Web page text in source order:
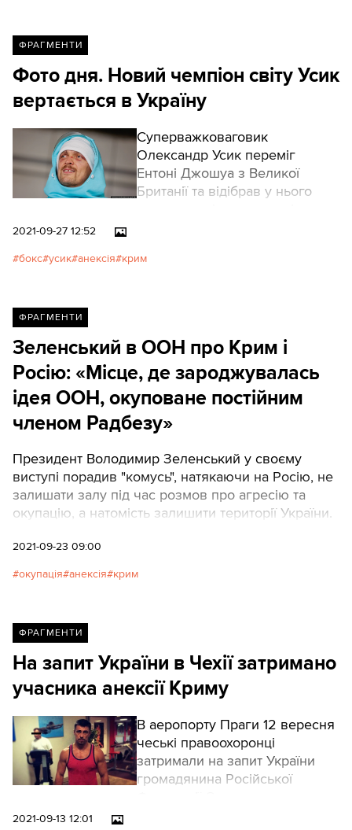
ФРАГМЕНТИ
Фото дня. Новий чемпіон світу Усик
вертається в Україну
Суперважковаговик
Олександр Усик переміг
Ентоні Джошуа з Великої
Британії та відібрав у нього
суперважкій вазі й вперше
2021-09-27 12:52
бокс усик анексія крим
ФРАГМЕНТИ
Зеленський в ООН про Крим і
Росію: «Місце, де зароджувалась
ідея ООН, окуповане постійним
членом Радбезу»
Президент Володимир Зеленський у своєму
виступі порадив "комусь", натякаючи на Росію, не
залишати залу під час розмов про агресію та
окупацію, а натомість залишити території України.
2021-09-23 09:00
окупація анексія крим
ФРАГМЕНТИ
На запит України в Чехії затримано
учасника анексії Криму
В аеропорту Праги 12 вересня
чеські правоохоронці
затримали на запит України
громадянина Російської
2021-09-13 12:01